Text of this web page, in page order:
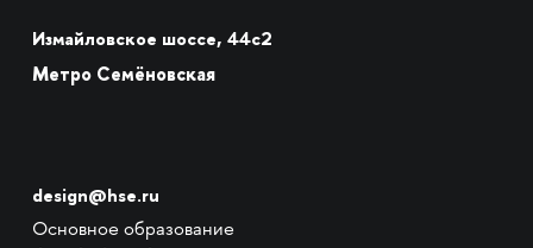
Измайловское шоссе, 44с2
Метро Семёновская
design@hse.ru
Основное образование